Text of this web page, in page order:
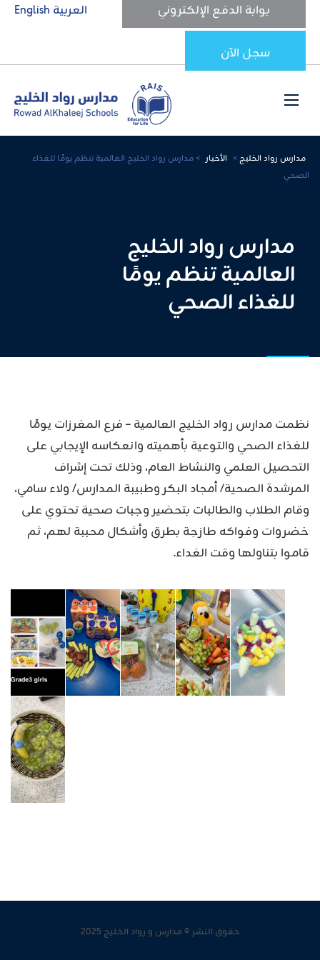
بوابة الدفع الإلكتروني
سجل الآن
العربية English
مدارس رواد الخليج> الأخبار >مدارس رواد الخليج العالمية تنظم يومًا للغذاء
الصحي
مدارس رواد الخليج
العالمية تنظم يومًا
للغذاء الصحي
نظمت مدارس رواد الخليج العالمية – فرع المغرزات يومًا
للغذاء الصحي والتوعية بأهميته وانعكاسه الإيجابي على
التحصيل العلمي والنشاط العام، وذلك تحت إشراف
المرشدة الصحية/ أمجاد البكر وطبيبة المدارس/ ولاء سامي،
وقام الطلاب والطالبات بتحضير وجبات صحية تحتوي على
خضروات وفواكه طازجة بطرق وأشكال محببة لهم، ثم
قاموا بتناولها وقت الغداء.
حقوق النشر © مدارس و رواد الخليج 2025